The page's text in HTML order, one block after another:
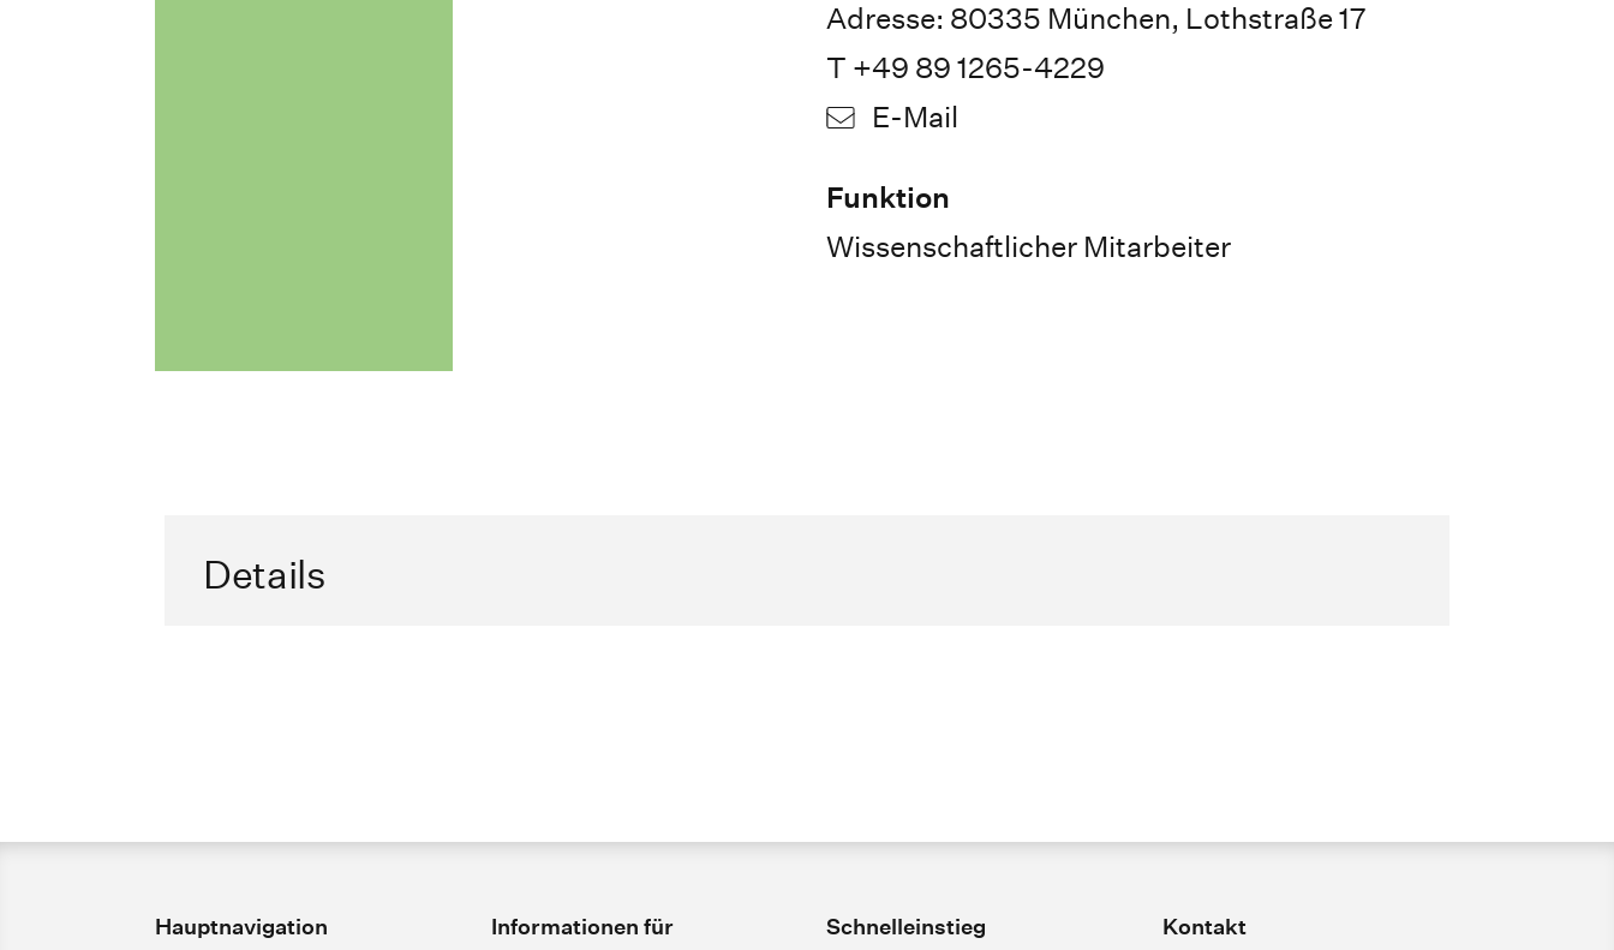
Adresse: 80335 München, Lothstraße 17
T +49 89 1265-4229
E-Mail
Funktion
Wissenschaftlicher Mitarbeiter
Details
Hauptnavigation
Informationen für
Schnelleinstieg
Kontakt